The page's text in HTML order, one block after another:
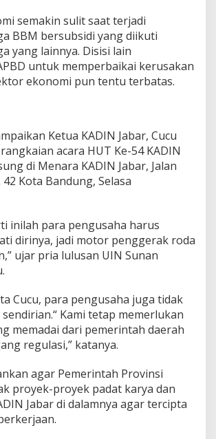
k
P
a
d
a
t
a
d
a
n
T
g
k
a
t
n
K
e
t
a
a
n
a
n
P
semakin sulit saat terjadi
BBM bersubsidi yang diikuti
yang lainnya. Disisi lain
untuk memperbaikai kerusakan
ekonomi pun tentu terbatas.
Ketua KADIN Jabar, Cucu
acara HUT Ke-54 KADIN
di Menara KADIN Jabar, Jalan
Kota Bandung, Selasa
inilah para pengusaha harus
dirinya, jadi motor penggerak roda
ujar pria lulusan UIN Sunan
Cucu, para pengusaha juga tidak
Kami tetap memerlukan
memadai dari pemerintah daerah
regulasi,” katanya.
agar Pemerintah Provinsi
proyek-proyek padat karya dan
Jabar di dalamnya agar tercipta